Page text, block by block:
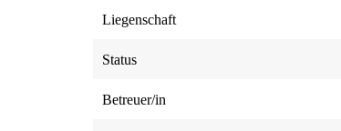
Liegenschaft
Status
Betreuer/in